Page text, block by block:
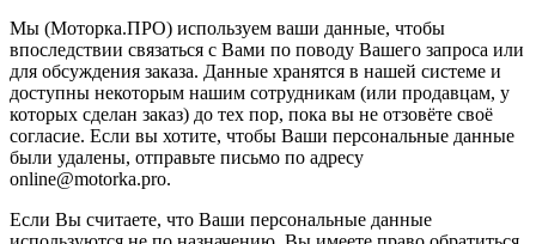
Мы (Моторка.ПРО) используем ваши данные, чтобы
впоследствии связаться с Вами по поводу Вашего запроса или
для обсуждения заказа. Данные хранятся в нашей системе и
доступны некоторым нашим сотрудникам (или продавцам, у
которых сделан заказ) до тех пор, пока вы не отзовёте своё
согласие. Если вы хотите, чтобы Ваши персональные данные
были удалены, отправьте письмо по адресу
online@motorka.pro.
Если Вы считаете, что Ваши персональные данные